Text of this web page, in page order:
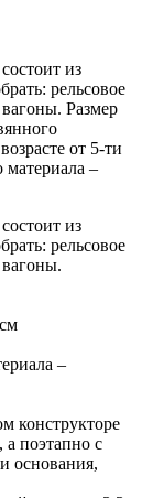
из
рельсовое
Размер
от 5-ти
материала –
из
рельсовое
–
конструкторе
а поэтапно с
основания,